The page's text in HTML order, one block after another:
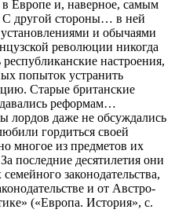
Европе и, наверное, самым
другой стороны… в ней
и обычаями
революции никогда
настроения,
попыток устранить
Старые британские
реформам…
лордов даже не обсуждались
гордиться своей
многое из предметов их
последние десятилетия они
законодательства,
и от Австро-
(«Европа. История», с.